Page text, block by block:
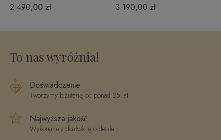
W CLASSIC DIAMONDS
2 490,00 zł
JN9955 W CLASSIC
3 190,00 zł
To nas wyróżnia!
Doświadczenie
Tworzymy biżuterię od ponad 25 lat
Najwyższa jakość
Wykonane z dbałością o detale